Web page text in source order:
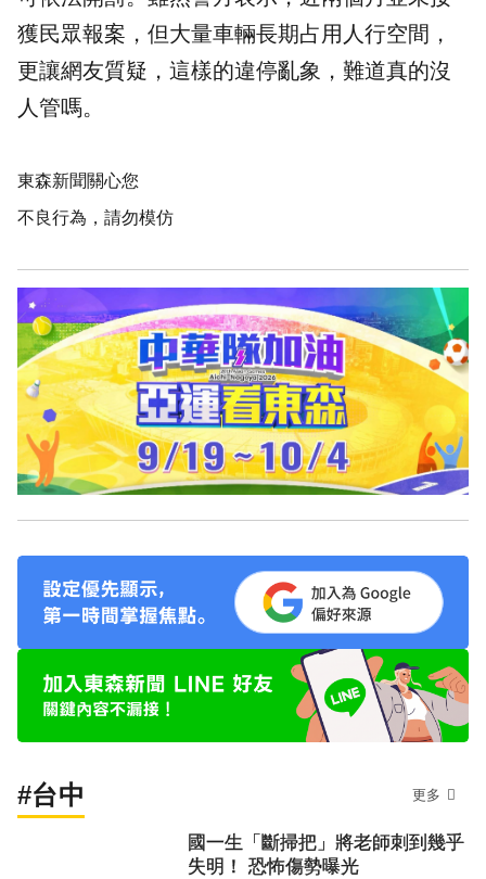
獲民眾報案，但大量車輛長期占用人行空間，
更讓網友質疑，這樣的違停亂象，難道真的沒
人管嗎。
東森新聞關心您
不良行為，請勿模仿
#台中 更多
國一生「斷掃把」將老師刺到幾乎
失明！ 恐怖傷勢曝光